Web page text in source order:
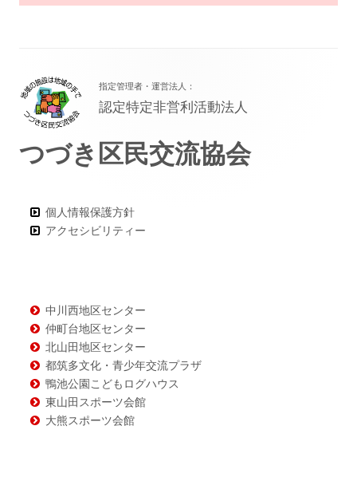
ッ
タ
ー・
ン
テ
指定管理者・運営法人：
認定特定非営利活動法人
つづき区民交流協会
個人情報保護方針
アクセシビリティー
中川西地区センター
仲町台地区センター
北山田地区センター
都筑多文化・青少年交流プラザ
鴨池公園こどもログハウス
東山田スポーツ会館
大熊スポーツ会館